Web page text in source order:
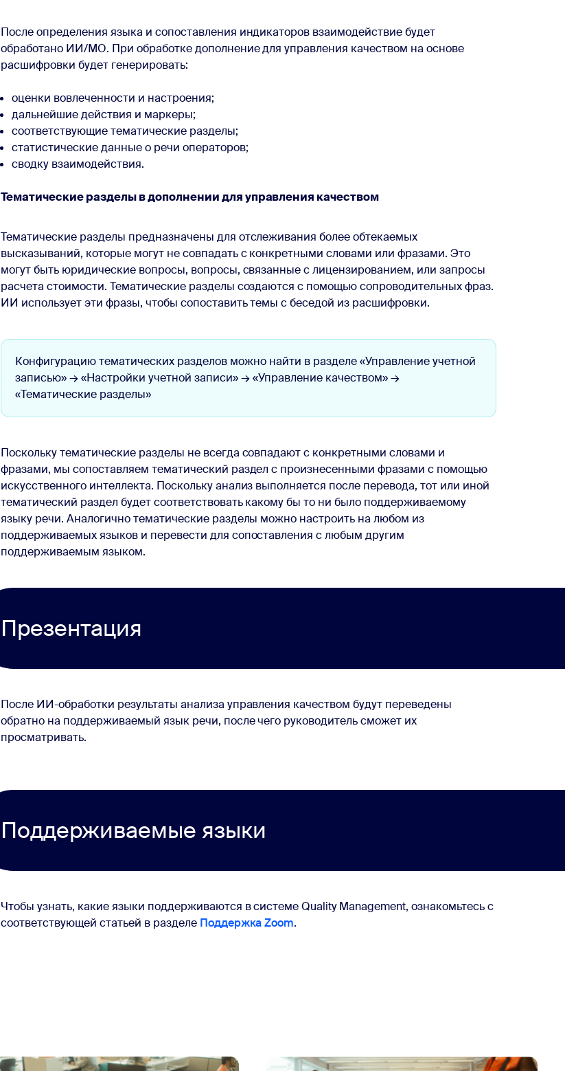
После определения языка и сопоставления индикаторов взаимодействие будет
обработано ИИ/МО. При обработке дополнение для управления качеством на основе
расшифровки будет генерировать:
оценки вовлеченности и настроения;
дальнейшие действия и маркеры;
соответствующие тематические разделы;
статистические данные о речи операторов;
сводку взаимодействия.
Тематические разделы в дополнении для управления качеством
Тематические разделы предназначены для отслеживания более обтекаемых
высказываний, которые могут не совпадать с конкретными словами или фразами. Это
могут быть юридические вопросы, вопросы, связанные с лицензированием, или запросы
расчета стоимости. Тематические разделы создаются с помощью сопроводительных фраз.
ИИ использует эти фразы, чтобы сопоставить темы с беседой из расшифровки.
Конфигурацию тематических разделов можно найти в разделе «Управление учетной
записью» → «Настройки учетной записи» → «Управление качеством» →
«Тематические разделы»
Поскольку тематические разделы не всегда совпадают с конкретными словами и
фразами, мы сопоставляем тематический раздел с произнесенными фразами с помощью
искусственного интеллекта. Поскольку анализ выполняется после перевода, тот или иной
тематический раздел будет соответствовать какому бы то ни было поддерживаемому
языку речи. Аналогично тематические разделы можно настроить на любом из
поддерживаемых языков и перевести для сопоставления с любым другим
поддерживаемым языком.
Презентация
После ИИ-обработки результаты анализа управления качеством будут переведены
обратно на поддерживаемый язык речи, после чего руководитель сможет их
просматривать.
Поддерживаемые языки
Чтобы узнать, какие языки поддерживаются в системе Quality Management, ознакомьтесь с
соответствующей статьей в разделе Поддержка Zoom.